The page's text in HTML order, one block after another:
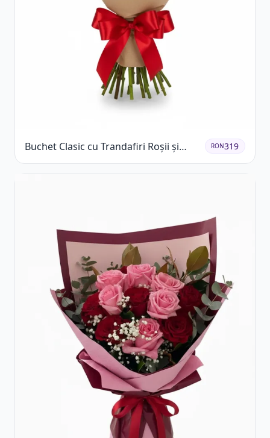
Buchet Clasic cu Trandafiri Roșii și
Gypsophila
RON319